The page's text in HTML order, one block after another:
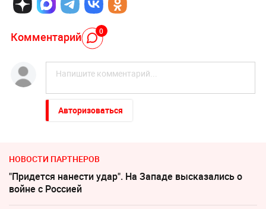
Комментарий 0
Авторизоваться
НОВОСТИ ПАРТНЕРОВ
"Придется нанести удар". На Западе высказались о
войне с Россией